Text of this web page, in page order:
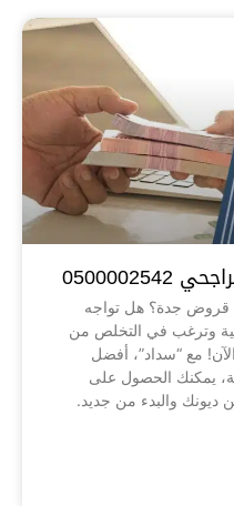
قروض جدة؟ هل تواجه
وترغب في التخلص من
مع “سداد”، أفضل
يمكنك الحصول على
ديونك والبدء من جديد.